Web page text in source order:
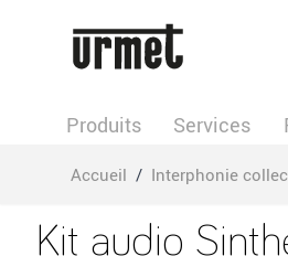
Produits Services
Accueil / Interphonie
Kit audio